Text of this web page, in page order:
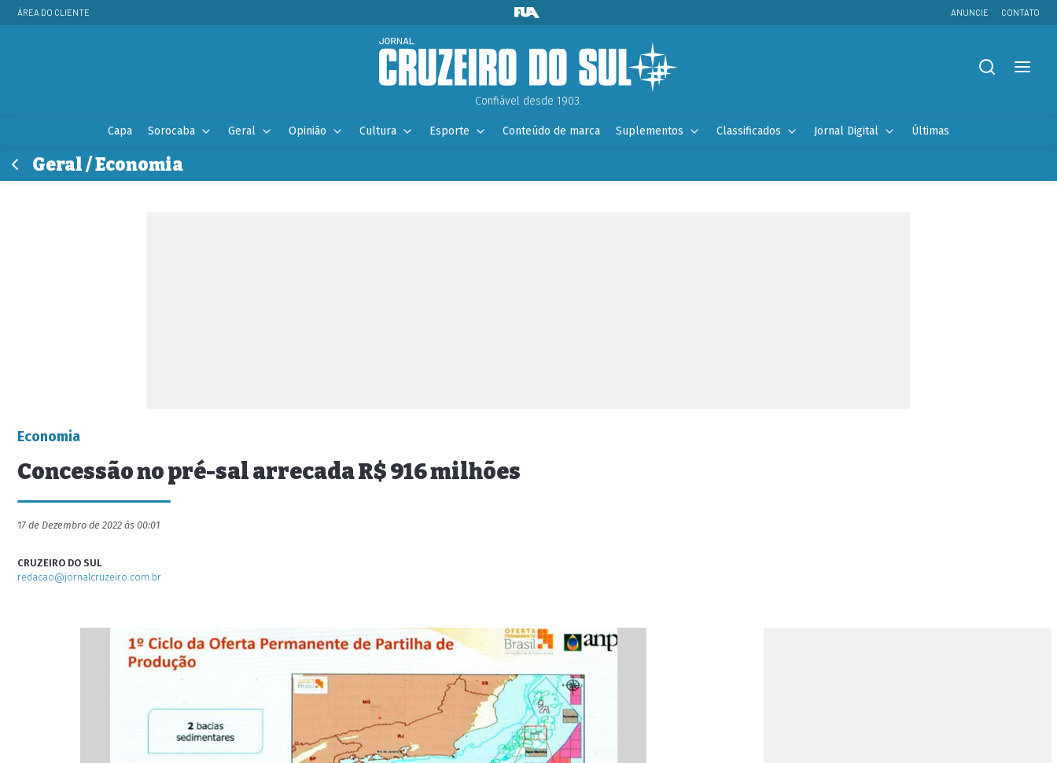
ÁREA DO CLIENTE ANUNCIE CONTATO
Confiável desde 1903.
Capa Sorocaba Geral Opinião Cultura Esporte Conteúdo de marca Suplementos Classificados Jornal Digital Últimas
Geral / Economia
Economia
Concessão no pré-sal arrecada R$ 916 milhões
17 de Dezembro de 2022 às 00:01
CRUZEIRO DO SUL
redacao@jornalcruzeiro.com.br